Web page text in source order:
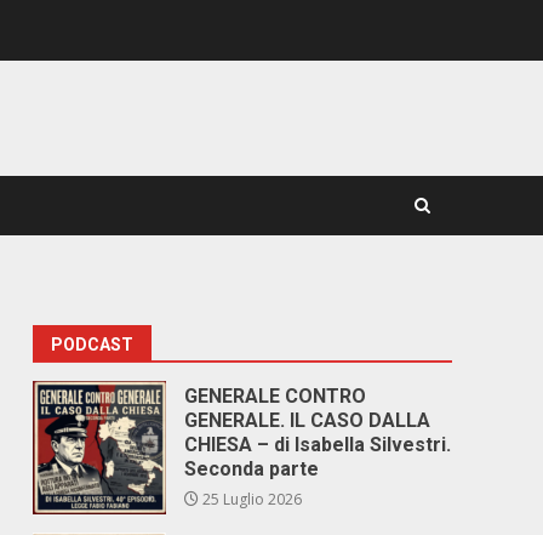
PODCAST
GENERALE CONTRO
GENERALE. IL CASO DALLA
CHIESA – di Isabella Silvestri.
Seconda parte
25 Luglio 2026